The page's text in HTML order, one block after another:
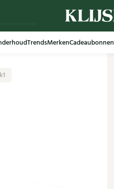
TrendsMerkenCadeaubonnen